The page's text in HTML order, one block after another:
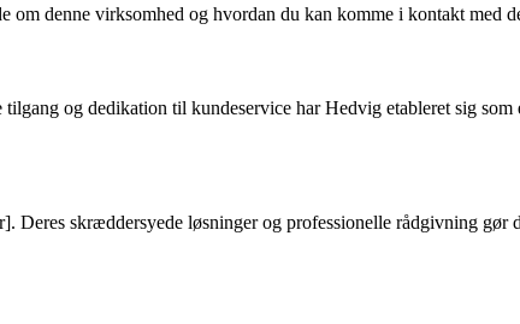
denne virksomhed og hvordan du kan komme i kontakt med
og dedikation til kundeservice har Hedvig etableret sig
skræddersyede løsninger og professionelle rådgivning